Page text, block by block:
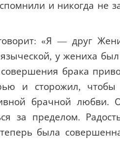
и никогда не
«Я — друг
у жениха
брака
и сторожил,
брачной
за пределом.
была